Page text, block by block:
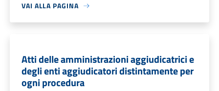
VAI ALLA PAGINA
Atti delle amministrazioni aggiudicatrici e
degli enti aggiudicatori distintamente per
ogni procedura